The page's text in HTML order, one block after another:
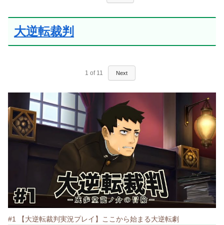
大逆転裁判
1 of 11 Next
#1 【大逆転裁判実況プレイ】ここから始まる大逆転劇